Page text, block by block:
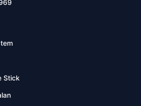
Stick